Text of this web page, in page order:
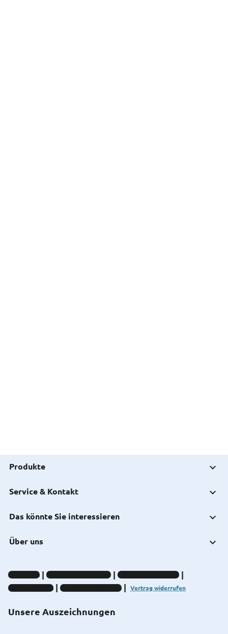
Produkte
Service & Kontakt
Das könnte Sie interessieren
Über uns
Unsere Auszeichnungen
Impressum Datenschutz-Hinweise
Compliance-Hinweise
Barrierefreiheit
Cookie-Einstellungen Vertrag widerrufen